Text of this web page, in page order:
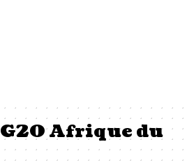
G20 Afrique du